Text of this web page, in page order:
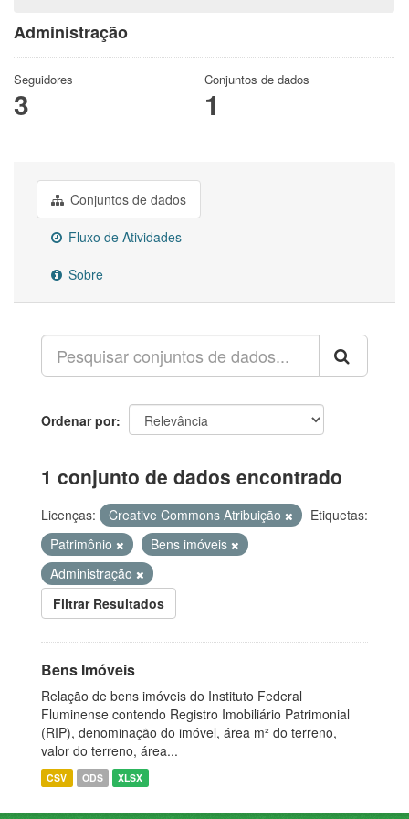
Administração
Seguidores
3
Conjuntos de dados
1
Conjuntos de dados
Fluxo de Atividades
Sobre
Ordenar por
1 conjunto de dados encontrado
Licenças: Creative Commons Atribuição
Etiquetas:
Patrimônio
Bens imóveis
Administração
Filtrar Resultados
Bens Imóveis
Relação de bens imóveis do Instituto Federal
Fluminense contendo Registro Imobiliário Patrimonial
(RIP), denominação do imóvel, área m² do terreno,
valor do terreno, área...
CSV ODS XLSX